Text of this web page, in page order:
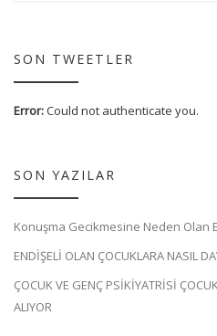
SON TWEETLER
Error:Could not authenticate you.
SON YAZILAR
Konuşma Gecikmesine Neden Olan
ENDİŞELİ OLAN ÇOCUKLARA NASIL
ÇOCUK VE GENÇ PSİKİYATRİSİ
ALIYOR